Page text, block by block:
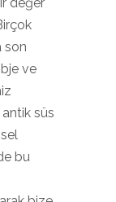
son
ve
süs
bu